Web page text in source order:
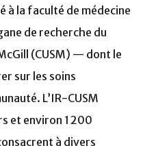
à la faculté de médecine
de recherche du
(CUSM) — dont le
sur les soins
L’IR-CUSM
et environ 1 200
à divers